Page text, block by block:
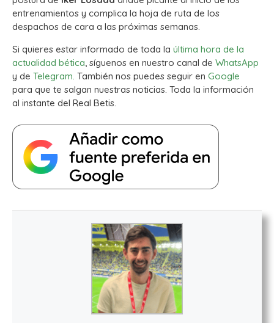
entrenamientos y complica la hoja de ruta de los
despachos de cara a las próximas semanas.
Si quieres estar informado de toda la última hora de la
actualidad bética, síguenos en nuestro canal de WhatsApp
y de Telegram. También nos puedes seguir en Google
para que te salgan nuestras noticias. Toda la información
al instante del Real Betis.